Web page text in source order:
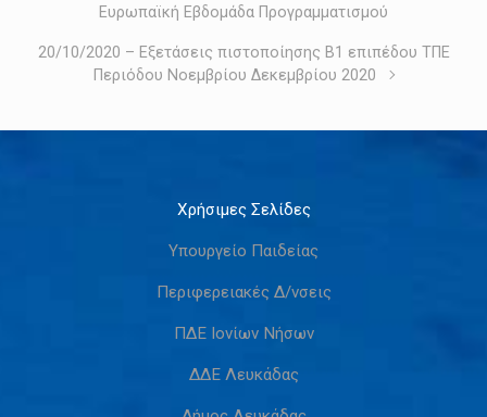
Ευρωπαϊκή Εβδομάδα Προγραμματισμού
20/10/2020 – Εξετάσεις πιστοποίησης Β1 επιπέδου ΤΠΕ
Περιόδου Νοεμβρίου Δεκεμβρίου 2020
Χρήσιμες Σελίδες
Υπουργείο Παιδείας
Περιφερειακές Δ/νσεις
ΠΔΕ Ιονίων Νήσων
ΔΔΕ Λευκάδας